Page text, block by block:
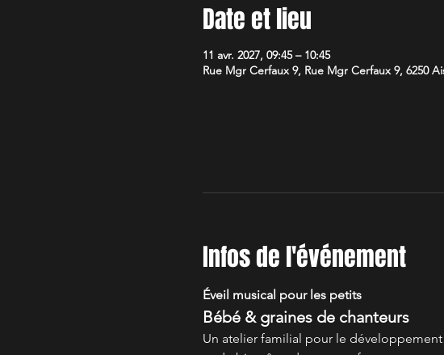
Date et lieu
11 avr. 2027, 09:45 – 10:45
Rue Mgr Cerfaux 9, Rue Mgr Cerfaux 9, 6250
Infos de l'événement
Éveil musical pour les petits
Bébé & graines de chanteurs
Un atelier familial pour le